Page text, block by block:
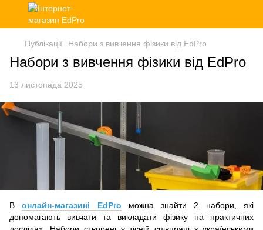
Публікації Набори з вивчення фізики від EdPro
Набори з вивчення фізики від EdPro
13 листопада 2025
Вонлайн-магазині EdPro можна знайти 2 набори, які
допомагають вивчати та викладати фізику на практичних